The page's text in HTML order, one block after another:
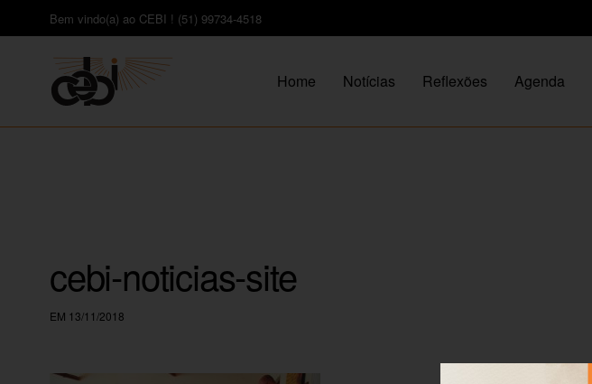
Bem vindo(a) ao CEBI ! (51) 99734-4518
Home Notícias Reflexões Agenda
cebi-noticias-site
EM 13/11/2018